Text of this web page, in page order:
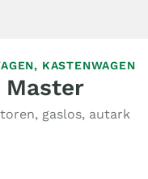
KASTENWAGEN
Master
gaslos, autark